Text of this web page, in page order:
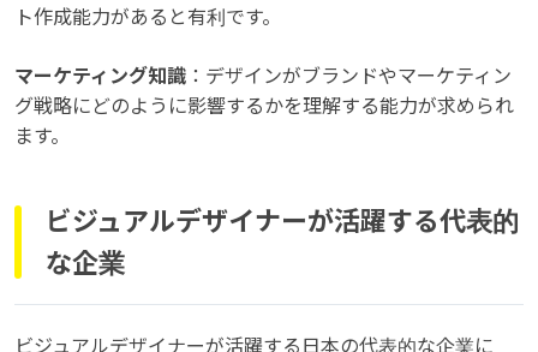
ト作成能力があると有利です。
マーケティング知識 ：デザインがブランドやマーケティン
グ戦略にどのように影響するかを理解する能力が求められ
ます。
ビジュアルデザイナーが活躍する代表的
な企業
ビジュアルデザイナーが活躍する日本の代表的な企業に